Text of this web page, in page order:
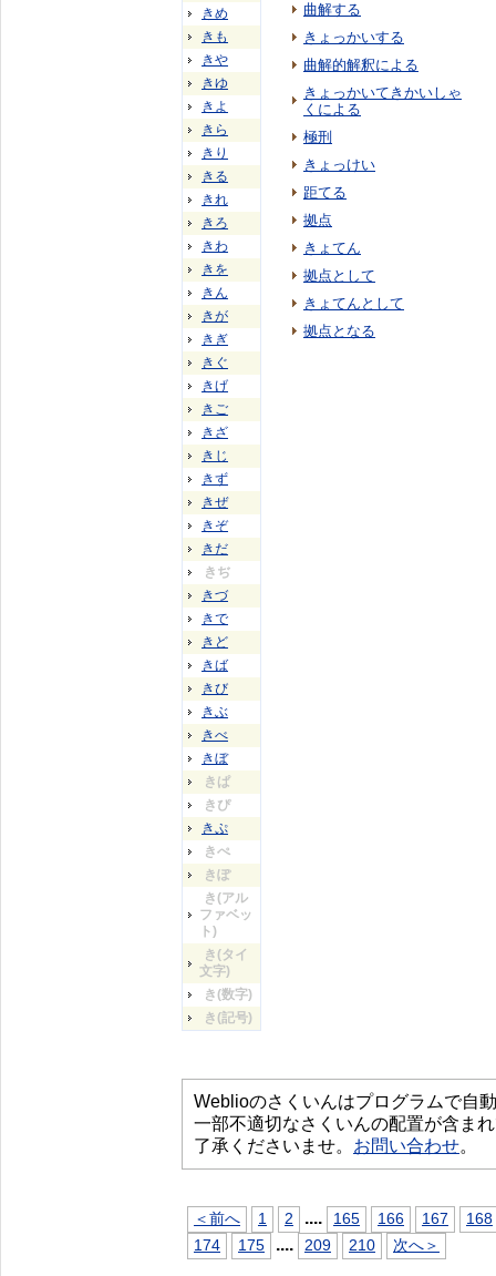
きめ
きも
きや
きゆ
きよ
きら
きり
きる
きれ
きろ
きわ
きを
きん
きが
きぎ
きぐ
きげ
きご
きざ
きじ
きず
きぜ
きぞ
きだ
きぢ
きづ
きで
きど
きば
きび
きぶ
きべ
きぼ
きぱ
きぴ
きぷ
きぺ
きぽ
き(アル
ファベッ
ト)
き(タイ
文字)
き(数字)
き(記号)
曲解する
きょっかいする
曲解的解釈による
きょっかいてきかいしゃ
くによる
極刑
きょっけい
距てる
拠点
きょてん
拠点として
きょてんとして
拠点となる
Weblioのさくいんはプログラムで自
一部不適切なさくいんの配置が含ま
了承くださいませ。 お問い合わせ。
＜前へ 1 2 .... 165 166 167
168
174
175 .... 209 210 次へ＞